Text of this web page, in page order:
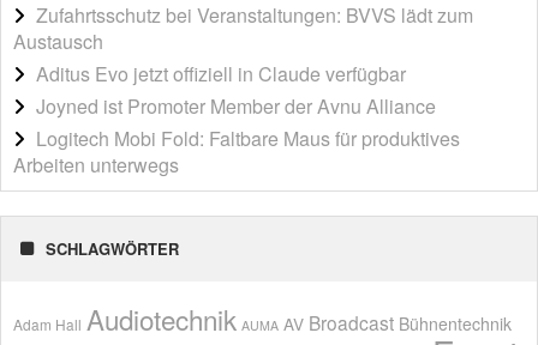
Zufahrtsschutz bei Veranstaltungen: BVVS lädt zum
Austausch
Aditus Evo jetzt offiziell in Claude verfügbar
Joyned ist Promoter Member der Avnu Alliance
Logitech Mobi Fold: Faltbare Maus für produktives
Arbeiten unterwegs
SCHLAGWÖRTER
Adam Hall Audiotechnik AUMA AV Broadcast Bühnentechnik